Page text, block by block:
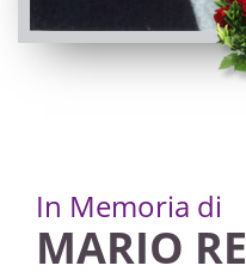
In Memoria di
MARIO RE